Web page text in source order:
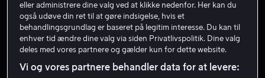
Bill Giggie
Instruktør
eller administrere dine valg ved at klikke nedenfor. Her kan du
også udøve din ret til at gøre indsigelse, hvis et
behandlingsgrundlag er baseret på legitim interesse. Du kan til
enhver tid ændre dine valg via siden Privatlivspolitik. Dine valg
deles med vores partnere og gælder kun for dette website.
Vi og vores partnere behandler data for at levere: